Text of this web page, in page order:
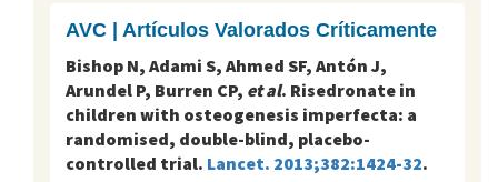
AVC | Artículos Valorados Críticamente
Bishop N, Adami S, Ahmed SF, Antón J,
Arundel P, Burren CP, et al. Risedronate in
children with osteogenesis imperfecta: a
randomised, double-blind, placebo-
controlled trial. Lancet. 2013;382:1424-32.